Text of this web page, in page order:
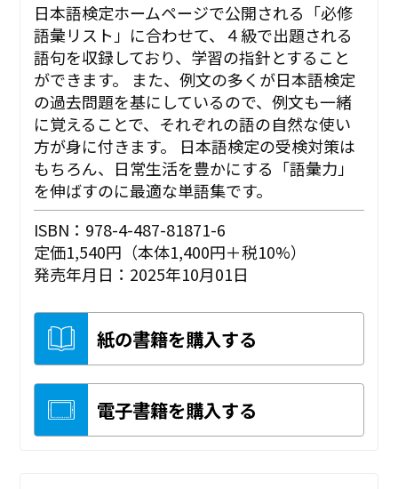
日本語検定ホームページで公開される「必修
語彙リスト」に合わせて、４級で出題される
語句を収録しており、学習の指針とすること
ができます。 また、例文の多くが日本語検定
の過去問題を基にしているので、例文も一緒
に覚えることで、それぞれの語の自然な使い
方が身に付きます。 日本語検定の受検対策は
もちろん、日常生活を豊かにする「語彙力」
を伸ばすのに最適な単語集です。
ISBN：978-4-487-81871-6
定価1,540円（本体1,400円＋税10%）
発売年月日：2025年10月01日
紙の書籍を購入する
電子書籍を購入する